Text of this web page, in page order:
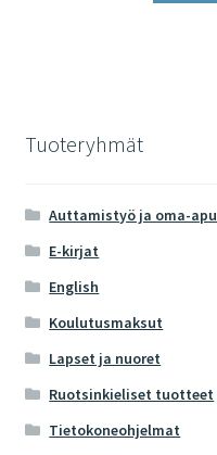
Tuoteryhmät
Auttamistyö ja oma-apu
E-kirjat
English
Koulutusmaksut
Lapset ja nuoret
Ruotsinkieliset tuotteet
Tietokoneohjelmat